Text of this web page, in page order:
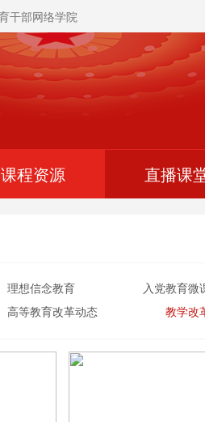
干部网络学院
课程资源 直播课
理想信念教育 入党教育微
高等教育改革动态 教学改